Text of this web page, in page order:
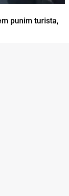
punim turista,